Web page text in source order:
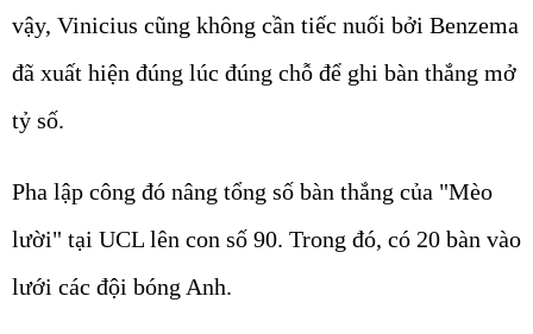
vậy, Vinicius cũng không cần tiếc nuối bởi Benzema
đã xuất hiện đúng lúc đúng chỗ để ghi bàn thắng mở
tỷ số.
Pha lập công đó nâng tổng số bàn thắng của "Mèo
lười" tại UCL lên con số 90. Trong đó, có 20 bàn vào
lưới các đội bóng Anh.